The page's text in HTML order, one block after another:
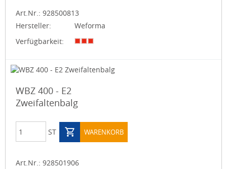
Art.Nr.: 928500813
Hersteller:
Weforma
Verfügbarkeit:
WBZ 400 - E2
Zweifaltenbalg
ST WARENKORB
Art.Nr.: 928501906